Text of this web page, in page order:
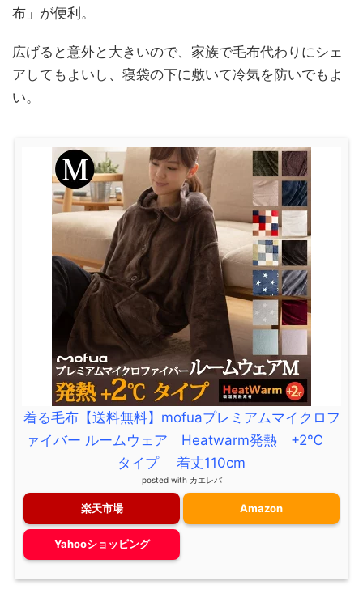
布」が便利。
広げると意外と大きいので、家族で毛布代わりにシェ
アしてもよいし、寝袋の下に敷いて冷気を防いでもよ
い。
着る毛布【送料無料】mofuaプレミアムマイクロフ
ァイバー ルームウェア Heatwarm発熱 +2℃
タイプ 着丈110cm
posted with カエレバ
楽天市場 Amazon
Yahooショッピング